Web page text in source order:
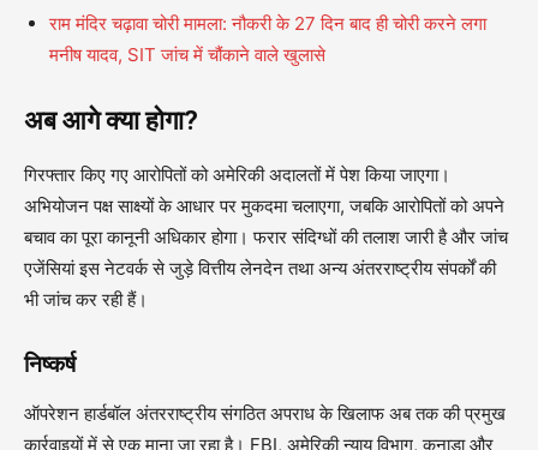
राम मंदिर चढ़ावा चोरी मामला: नौकरी के 27 दिन बाद ही चोरी करने लगा
मनीष यादव, SIT जांच में चौंकाने वाले खुलासे
अब आगे क्या होगा?
गिरफ्तार किए गए आरोपितों को अमेरिकी अदालतों में पेश किया जाएगा।
अभियोजन पक्ष साक्ष्यों के आधार पर मुकदमा चलाएगा, जबकि आरोपितों को अपने
बचाव का पूरा कानूनी अधिकार होगा। फरार संदिग्धों की तलाश जारी है और जांच
एजेंसियां इस नेटवर्क से जुड़े वित्तीय लेनदेन तथा अन्य अंतरराष्ट्रीय संपर्कों की
भी जांच कर रही हैं।
निष्कर्ष
ऑपरेशन हार्डबॉल अंतरराष्ट्रीय संगठित अपराध के खिलाफ अब तक की प्रमुख
कार्रवाइयों में से एक माना जा रहा है। FBI, अमेरिकी न्याय विभाग, कनाडा और